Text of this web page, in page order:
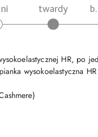
HR, po
wysokoelastyczna